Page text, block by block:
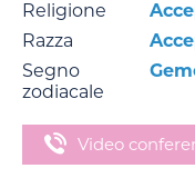
Religione
Razza
Segno
zodiacale
Video